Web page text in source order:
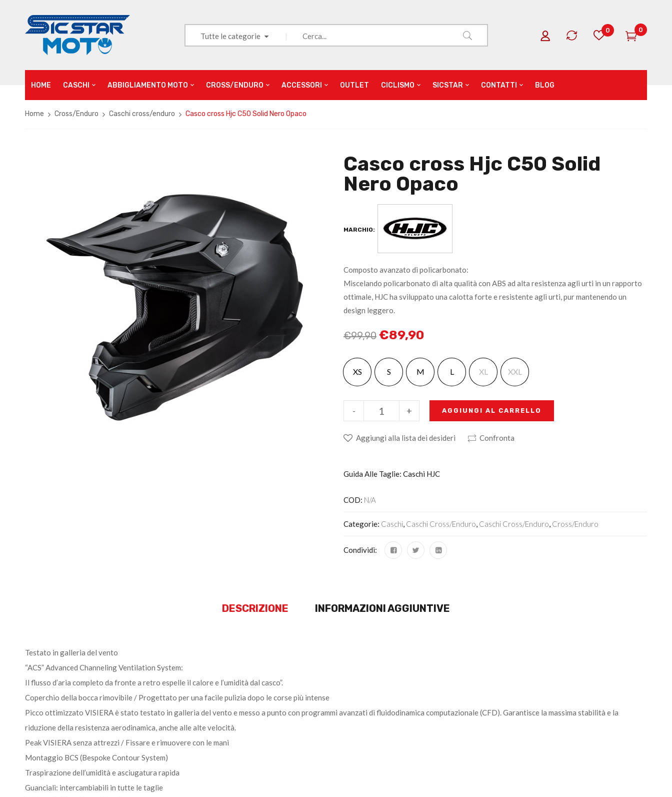
Tutte le categorie
0 0
HOME CASCHI ABBIGLIAMENTO MOTO CROSS/ENDURO ACCESSORI OUTLET CICLISMO SICSTAR CONTATTI BLOG
Home Cross/Enduro Caschi cross/enduro Casco cross Hjc C50 Solid Nero Opaco
Casco cross Hjc C50 Solid
Nero Opaco
MARCHIO:
Composto avanzato di policarbonato:
Miscelando policarbonato di alta qualità con ABS ad alta resistenza agli urti in un rapporto
ottimale, HJC ha sviluppato una calotta forte e resistente agli urti, pur mantenendo un
design leggero.
€99,90 €89,90
XS S M L XL XXL
+
- AGGIUNGI AL CARRELLO
Aggiungi alla lista dei desideri Confronta
Guida Alle Taglie: Caschi HJC
COD: N/A
Categorie: Caschi Caschi Cross/enduro Caschi Cross/enduro Cross/Enduro
Condividi:
DESCRIZIONE INFORMAZIONI AGGIUNTIVE
Testato in galleria del vento
“ACS” Advanced Channeling Ventilation System:
Il flusso d’aria completo da fronte a retro espelle il calore e l’umidità dal casco”.
Coperchio della bocca rimovibile / Progettato per una facile pulizia dopo le corse più intense
Picco ottimizzato VISIERA è stato testato in galleria del vento e messo a punto con programmi avanzati di fluidodinamica computazionale (CFD). Garantisce la massima stabilità e la
riduzione della resistenza aerodinamica, anche alle alte velocità.
Peak VISIERA senza attrezzi / Fissare e rimuovere con le mani
Montaggio BCS (Bespoke Contour System)
Traspirazione dell’umidità e asciugatura rapida
Guanciali: intercambiabili in tutte le taglie